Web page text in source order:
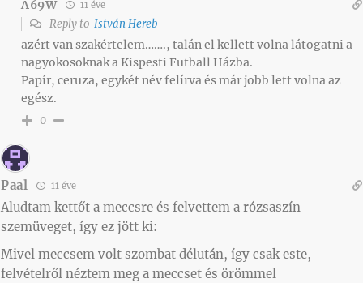
A69W 11 éve
Reply to István Hereb
azért van szakértelem……., talán el kellett volna látogatni a
nagyokosoknak a Kispesti Futball Házba.
Papír, ceruza, egykét név felírva és már jobb lett volna az
egész.
0
Paal 11 éve
Aludtam kettőt a meccsre és felvettem a rózsaszín
szemüveget, így ez jött ki:
Mivel meccsem volt szombat délután, így csak este,
felvételről néztem meg a meccset és örömmel